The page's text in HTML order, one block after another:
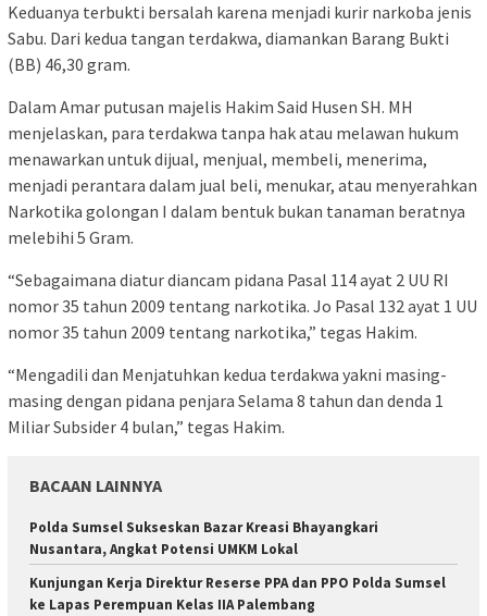
Keduanya terbukti bersalah karena menjadi kurir narkoba jenis
Sabu. Dari kedua tangan terdakwa, diamankan Barang Bukti
(BB) 46,30 gram.
Dalam Amar putusan majelis Hakim Said Husen SH. MH
menjelaskan, para terdakwa tanpa hak atau melawan hukum
menawarkan untuk dijual, menjual, membeli, menerima,
menjadi perantara dalam jual beli, menukar, atau menyerahkan
Narkotika golongan I dalam bentuk bukan tanaman beratnya
melebihi 5 Gram.
“Sebagaimana diatur diancam pidana Pasal 114 ayat 2 UU RI
nomor 35 tahun 2009 tentang narkotika. Jo Pasal 132 ayat 1 UU
nomor 35 tahun 2009 tentang narkotika,” tegas Hakim.
“Mengadili dan Menjatuhkan kedua terdakwa yakni masing-
masing dengan pidana penjara Selama 8 tahun dan denda 1
Miliar Subsider 4 bulan,” tegas Hakim.
BACAAN LAINNYA
Polda Sumsel Sukseskan Bazar Kreasi Bhayangkari
Nusantara, Angkat Potensi UMKM Lokal
Kunjungan Kerja Direktur Reserse PPA dan PPO Polda Sumsel
ke Lapas Perempuan Kelas IIA Palembang